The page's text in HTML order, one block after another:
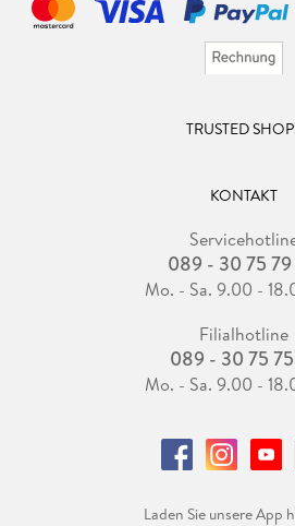
TRUSTED
KONTAKT
089 - 30 75
Mo. - Sa. 9.00 -
Filialhotline
089 - 30 75
Mo. - Sa. 9.00 -
Laden Sie unsere App